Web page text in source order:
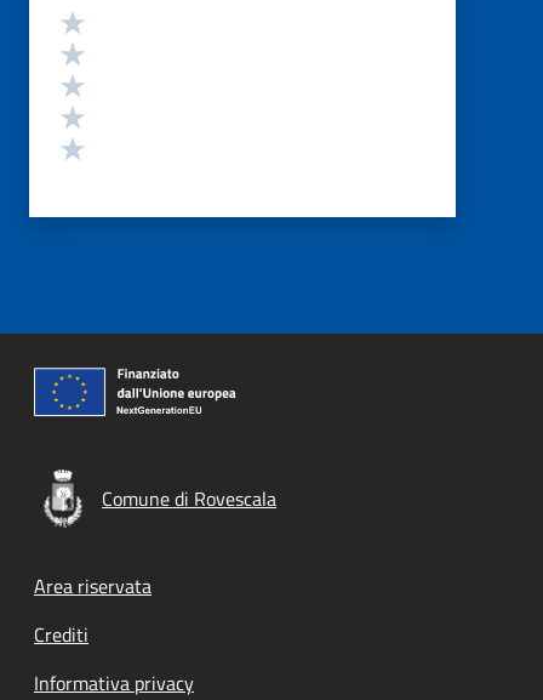
Valutazione
Comune di Rovescala
Footer menu
Area riservata
Crediti
Informativa privacy